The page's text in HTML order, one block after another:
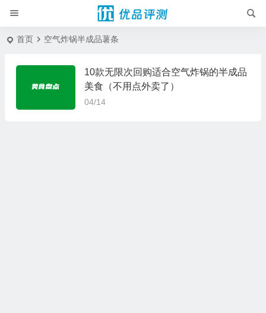
首页 空气炸锅半成品薯条
10款无限次回购适合空气炸锅的半成品
美食（不用点外卖了）
04/14